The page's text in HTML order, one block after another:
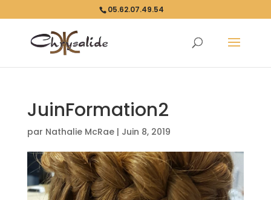
05.62.07.49.54
JuinFormation2
par Nathalie McRae| Juin 8, 2019